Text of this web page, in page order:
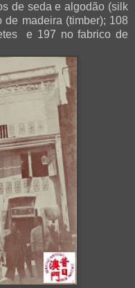
de seda e algodão (silk
de madeira (timber); 108
e 197 no fabrico de